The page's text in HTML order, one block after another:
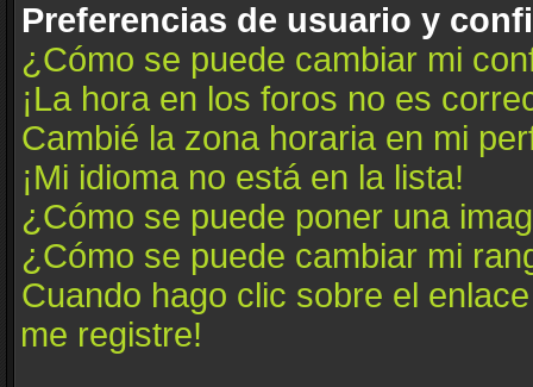
Preferencias de usuario y
¿Cómo se puede cambiar mi
¡La hora en los foros no es
Cambié la zona horaria en mi
¡Mi idioma no está en la lista!
¿Cómo se puede poner una
¿Cómo se puede cambiar mi
Cuando hago clic sobre el
me registre!